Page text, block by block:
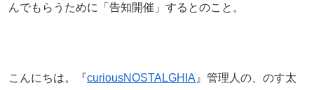
んでもらうために「告知開催」するとのこと。
こんにちは。『curiousNOSTALGHIA 』管理人の、のす太